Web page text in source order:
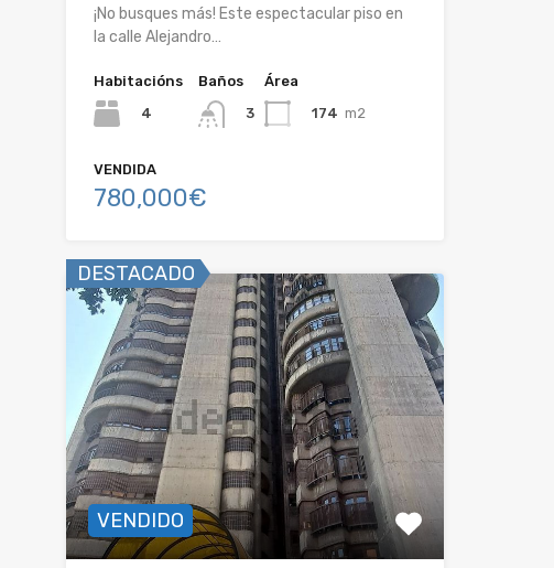
¡No busques más! Este espectacular piso en
la calle Alejandro…
Habitacións
4
Baños
3
Área
174 m2
VENDIDA
780,000€
DESTACADO
VENDIDO